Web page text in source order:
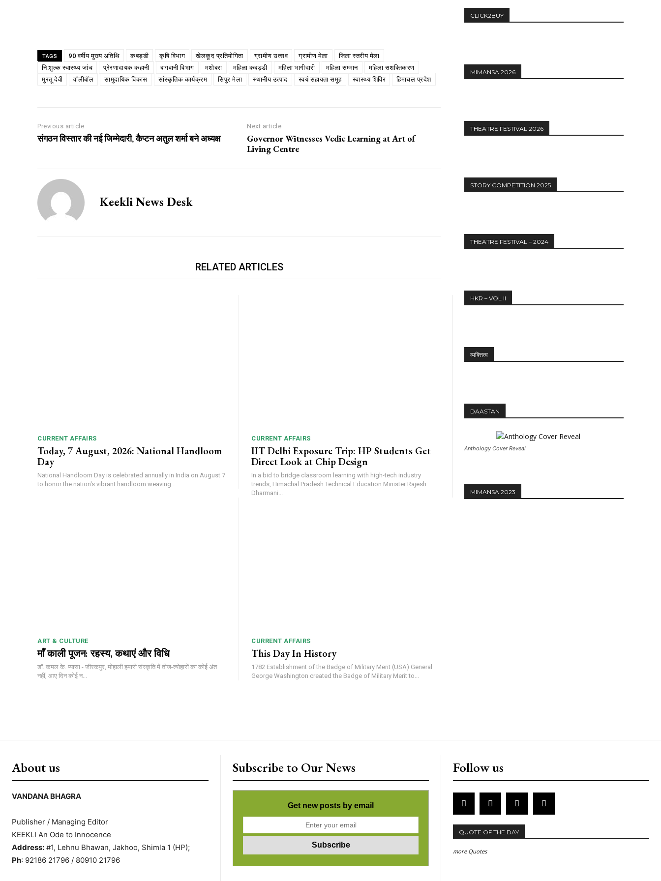
TAGS 90 वर्षीय मुख्य अतिथि कबड्डी कृषि विभाग खेलकूद प्रतियोगिता ग्रामीण उत्सव ग्रामीण मेला
जिला स्तरीय मेला
नि:शुल्क स्वास्थ्य जांच
प्रेरणादायक कहानी बागवानी विभाग मशोबरा महिला कबड्डी महिला भागीदारी महिला सम्मान
महिला सशक्तिकरण
मुरतू देवी
वॉलीबॉल सामुदायिक विकास सांस्कृतिक कार्यक्रम सिपुर मेला स्थानीय उत्पाद स्वयं सहायता समूह स्वास्थ्य शिविर हिमाचल प्रदेश
Previous article
संगठन विस्तार की नई जिम्मेदारी, कैप्टन अतुल शर्मा बने अध्यक्ष
Next article
Governor Witnesses Vedic Learning at Art of
Living Centre
Keekli News Desk
RELATED ARTICLES
CURRENT AFFAIRS
Today, 7 August, 2026: National Handloom
Day
National Handloom Day is celebrated annually in India on August 7
to honor the nation's vibrant handloom weaving...
CURRENT AFFAIRS
IIT Delhi Exposure Trip: HP Students Get
Direct Look at Chip Design
In a bid to bridge classroom learning with high-tech industry
trends, Himachal Pradesh Technical Education Minister Rajesh
Dharmani...
ART & CULTURE
माँ काली पूजन: रहस्य, कथाएं और विधि
डॉ. कमल के. प्यासा - जीरकपुर, मोहाली हमारी संस्कृति में तीज-त्योहारों का कोई अंत
नहीं, आए दिन कोई न...
CURRENT AFFAIRS
This Day In History
1782 Establishment of the Badge of Military Merit (USA) General
George Washington created the Badge of Military Merit to...
CLICK2BUY
MIMANSA 2026
THEATRE FESTIVAL 2026
STORY COMPETITION 2025
THEATRE FESTIVAL – 2024
HKR – VOL II
व्यक्तित्व
DAASTAN
Anthology Cover Reveal
MIMANSA 2023
About us
VANDANA BHAGRA
Publisher / Managing Editor
KEEKLI An Ode to Innocence
Address: #1, Lehnu Bhawan, Jakhoo, Shimla 1 (HP);
Ph: 92186 21796 / 80910 21796
Subscribe to Our News
Get new posts by email
Follow us
QUOTE OF THE DAY
more Quotes